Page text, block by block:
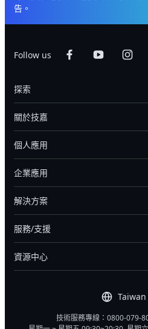
告。
Follow us
Taiwan
探索
關於技嘉
個人應用
企業應用
解決方案
服務/支援
資源中心
技術服務專線：0800-079-